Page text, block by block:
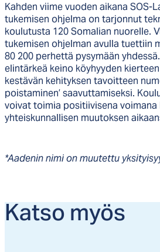
Kahden viime vuoden aikana SOS-
tukemisen ohjelma on tarjonnut
koulutusta 120 Somalian nuorelle.
tukemisen ohjelman avulla tuettiin
80 200 perhettä pysymään
elintärkeä keino köyhyyden
kestävän kehityksen tavoitteen
poistaminen’ saavuttamiseksi.
voivat toimia positiivisena voimana
yhteiskunnallisen muutoksen
*Aadenin nimi on muutettu
Kat­so myös